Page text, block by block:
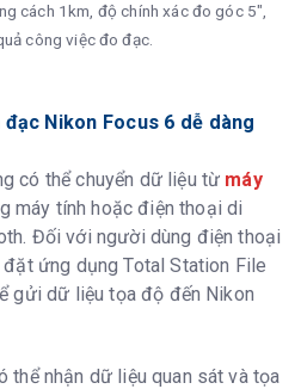
cách 1km, độ chính xác đo góc 5",
công việc đo đạc.
Nikon Focus 6 dễ dàng
có thể chuyển dữ liệu từ máy
máy tính hoặc điện thoại di
Đối với người dùng điện thoại
ứng dụng Total Station File
gửi dữ liệu tọa độ đến Nikon
thể nhận dữ liệu quan sát và tọa